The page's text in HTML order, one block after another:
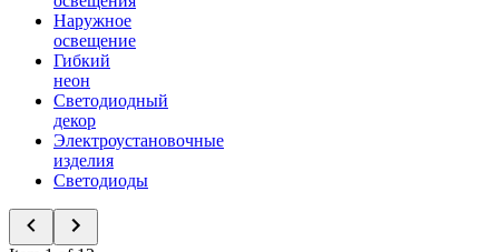
Наружное
освещение
Гибкий
неон
Светодиодный
декор
Электроустановочные
изделия
Светодиоды